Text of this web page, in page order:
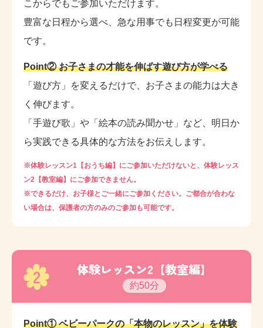
ぜひ一度西新教室に遊びに来てください♪
こからでもご参加いただけます。
豊富な日程から選べ、急な用事でも日程変更が可能
です。
Point② お子さまの才能を伸ばす遊び方が学べる
「遊び方」を変えるだけで、お子さまの能力は大き
く伸びます。
「手遊び歌」や「絵本の読み聞かせ」など、明日か
ら実践できる具体的な方法をお伝えします。
※体験レッスン1【おうち編】にご参加いただけないと、体験レッス
ン2【教室編】にご参加できません。
※できるだけ、お子様とご一緒にご参加ください。ご都合が合わな
い場合は、保護者の方のみのご参加も可能です。
2 体験レッスン2【教室編】
約50分
Point① ベビーパークの「本物のレッスン」を体験